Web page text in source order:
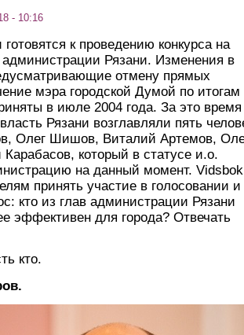
- 10:16
готовятся к проведению конкурса на
Рязани. Изменения в
отмену прямых
мэра городской Думой по итогам
в июле 2004 года. За это время
Рязани возглавляли пять
Олег Шишов, Виталий Артемов,
который в статусе и.о.
на данный момент.
принять участие в голосовании и
кто из глав администрации Рязани
эффективен для города? Отвечать
кто.